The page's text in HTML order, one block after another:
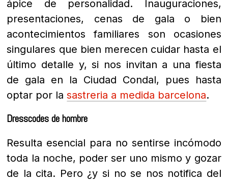
ápice de personalidad. Inauguraciones,
presentaciones, cenas de gala o bien
acontecimientos familiares son ocasiones
singulares que bien merecen cuidar hasta el
último detalle y, si nos invitan a una fiesta
de gala en la Ciudad Condal, pues hasta
optar por lasastreria a medida barcelona.
Dresscodes de hombre
Resulta esencial para no sentirse incómodo
toda la noche, poder ser uno mismo y gozar
de la cita. Pero ¿y si no se nos notifica del